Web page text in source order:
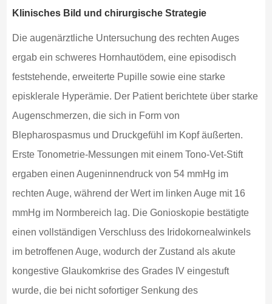
Klinisches Bild und chirurgische Strategie
Die augenärztliche Untersuchung des rechten Auges
ergab ein schweres Hornhautödem, eine episodisch
feststehende, erweiterte Pupille sowie eine starke
episklerale Hyperämie. Der Patient berichtete über starke
Augenschmerzen, die sich in Form von
Blepharospasmus und Druckgefühl im Kopf äußerten.
Erste Tonometrie-Messungen mit einem Tono-Vet-Stift
ergaben einen Augeninnendruck von 54 mmHg im
rechten Auge, während der Wert im linken Auge mit 16
mmHg im Normbereich lag. Die Gonioskopie bestätigte
einen vollständigen Verschluss des Iridokornealwinkels
im betroffenen Auge, wodurch der Zustand als akute
kongestive Glaukomkrise des Grades IV eingestuft
wurde, die bei nicht sofortiger Senkung des